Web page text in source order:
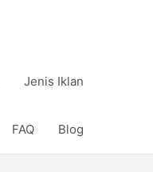
Jenis Iklan
FAQ Blog